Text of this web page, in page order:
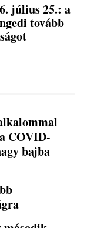
július 25.: a
tovább
COVID-
bajba